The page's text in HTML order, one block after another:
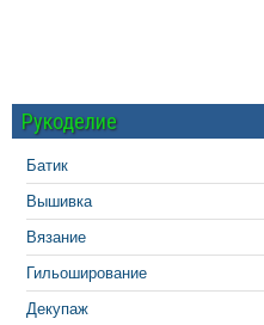
Рукоделие
Батик
Вышивка
Вязание
Гильоширование
Декупаж